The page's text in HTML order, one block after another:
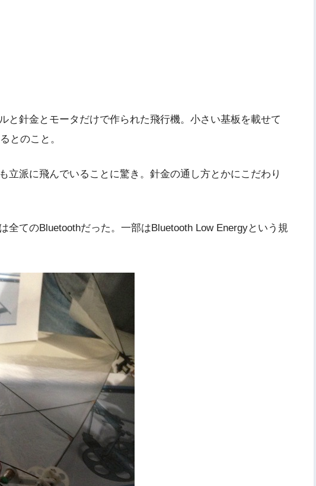
と針金とモータだけで作られた飛行機。小さい基板を載せて
とのこと。
立派に飛んでいることに驚き。針金の通し方とかにこだわり
全てのBluetoothだった。一部はBluetooth Low Energyという規